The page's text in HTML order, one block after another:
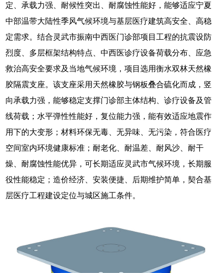
定、承载力强、耐候性突出、耐腐蚀性能好，能够适应宁夏
中部温带大陆性季风气候环境与基层医疗建筑高安全、高稳
定需求。结合灵武市振南中西医门诊部项目工程的抗震设防
烈度、多层框架结构特点、中西医诊疗设备荷载分布、应急
救治高安全要求及当地气候环境，项目选用衡水双林天然橡
胶隔震支座。该支座采用天然橡胶与钢板叠合硫化而成，竖
向承载力强，能够稳定支撑门诊部主体结构、诊疗设备及管
线荷载；水平弹性性能好，复位能力强，能有效适应地震作
用下的大变形；材料环保无毒、无异味、无污染，符合医疗
空间室内环境健康标准；耐老化、耐温差、耐风沙、耐干
燥、耐腐蚀性能优异，可长期适应灵武市气候环境，长期服
役性能稳定；造价经济、安装便捷、后期维护简单，契合基
层医疗工程建设定位与城区施工条件。